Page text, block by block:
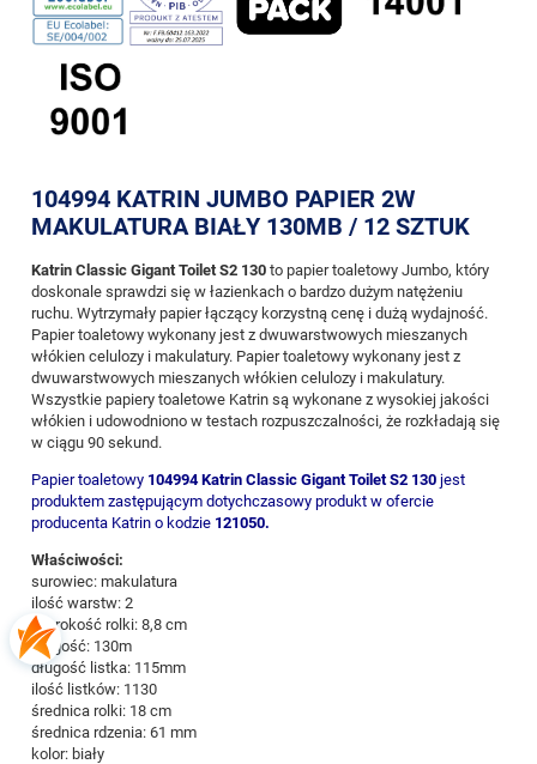
104994 KATRIN JUMBO PAPIER 2W
MAKULATURA BIAŁY 130MB / 12 SZTUK
Katrin Classic Gigant Toilet S2 130 to papier toaletowy Jumbo, który
doskonale sprawdzi się w łazienkach o bardzo dużym natężeniu
ruchu. Wytrzymały papier łączący korzystną cenę i dużą wydajność.
Papier toaletowy wykonany jest z dwuwarstwowych mieszanych
włókien celulozy i makulatury. Papier toaletowy wykonany jest z
dwuwarstwowych mieszanych włókien celulozy i makulatury.
Wszystkie papiery toaletowe Katrin są wykonane z wysokiej jakości
włókien i udowodniono w testach rozpuszczalności, że rozkładają się
w ciągu 90 sekund.
Papier toaletowy 104994 Katrin Classic Gigant Toilet S2 130 jest
produktem zastępującym dotychczasowy produkt w ofercie
producenta Katrin o kodzie 121050.
Właściwości:
surowiec: makulatura
ilość warstw: 2
szerokość rolki: 8,8 cm
długość: 130m
długość listka: 115mm
ilość listków: 1130
średnica rolki: 18 cm
średnica rdzenia: 61 mm
kolor: biały